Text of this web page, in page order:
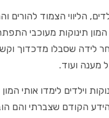
הליווי הצמוד
תינוקות מעוכבי
לידה שסבלו מדכדוך
מענה ועוד.
וילדים לימדו אותי
הקודם שצברתי והם